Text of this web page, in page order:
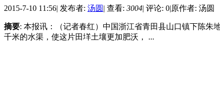
2015-7-10 11:56| 发布者: 汤圆 | 查看: 3004| 评论: 0|原作者: 汤圆
摘要: 本报讯：（记者春红）中国浙江省青田县山口镇下陈朱
千米的水渠，使这片田垟土壤更加肥沃， ...